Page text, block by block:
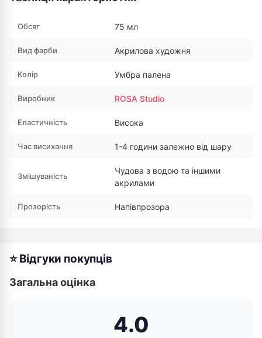
Обсяг 75 мл
Вид фарби Акрилова художня
Колір Умбра палена
Виробник ROSA Studio
Еластичність Висока
Час висихання 1-4 години залежно від шару
Змішуваність
Чудова з водою та іншими
акрилами
Прозорість Напівпрозора
⭐ Відгуки покупців
Загальна оцінка
4.0